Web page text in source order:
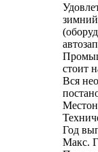
зимний
стоит
Вся
Год
Макс.